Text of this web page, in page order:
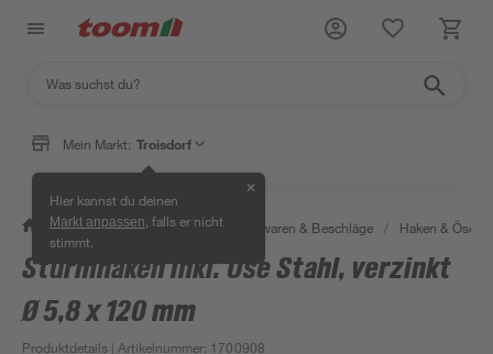
Mein Markt: Troisdorf
Hier kannst du deinen
Markt anpassen , falls er nicht
stimmt.
✕
/ Werkstatt & Maschinen / Eisenwaren & Beschläge / Haken & Ösen
Sturmhaken inkl. Öse Stahl, verzinkt
Ø 5,8 x 120 mm
Produktdetails | Artikelnummer: 1700908